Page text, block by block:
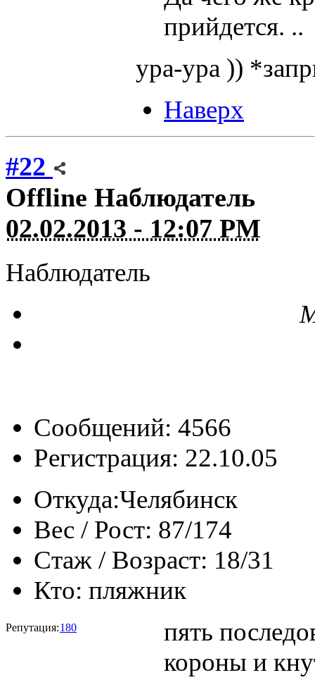
прийдется. ..
ура-ура ))
Наверх
#22
Offline Наблюдатель
02.02.2013 - 12:07 PM
Наблюдатель
Сообщений: 4566
Регистрация: 22.10.05
Откуда:Челябинск
Вес / Рост: 87/174
Стаж / Возраст: 18/31
Кто: пляжник
Репутация:180
пять
короны и